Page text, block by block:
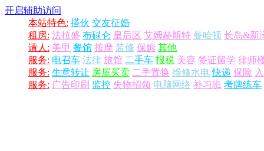
开启辅助访问
本站特色: 搭伙 交友征婚
租房: 法拉盛 布碌仑 皇后区 艾姆赫斯特 曼哈顿 长岛&新
请人: 美甲 餐馆 按摩 装修 保姆 其他
服务: 电召车 法律 旅馆 二手车 报税 美容 签证留学 律师
服务: 生意转让 房屋买卖 二手置换 维修水电 快递 保险
服务: 广告印刷 监控 失物招领 电脑网络 补习班 考牌练车